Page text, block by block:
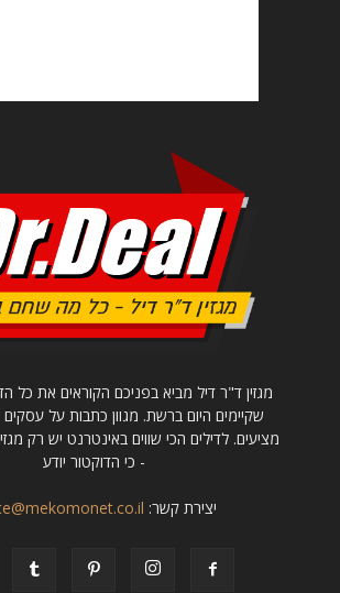
מגזין ד"ר דיל מביא בפניכם הקוראים את כל
שקיימים היום ברשת. מגוון כתבות על
מציעים. לדילים הכי שווים באינטרנט יש רק
- כי הדוקטור יודע
יצירת קשר: